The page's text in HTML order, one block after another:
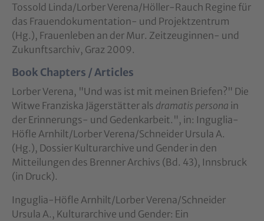
Tossold Linda/Lorber Verena/Höller-Rauch Regine für
das Frauendokumentation- und Projektzentrum
(Hg.), Frauenleben an der Mur. Zeitzeuginnen- und
Zukunftsarchiv, Graz 2009.
Book Chapters / Articles
Lorber Verena, "Und was ist mit meinen Briefen?" Die
Witwe Franziska Jägerstätter als dramatis persona in
der Erinnerungs- und Gedenkarbeit.", in: Inguglia-
Höfle Arnhilt/Lorber Verena/Schneider Ursula A.
(Hg.), Dossier Kulturarchive und Gender in den
Mitteilungen des Brenner Archivs (Bd. 43), Innsbruck
(in Druck).
Inguglia-Höfle Arnhilt/Lorber Verena/Schneider
Ursula A., Kulturarchive und Gender: Ein